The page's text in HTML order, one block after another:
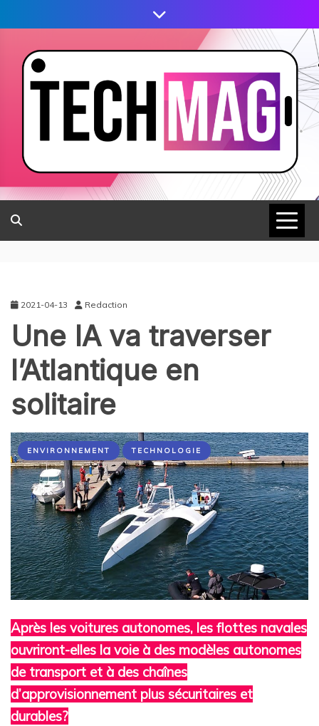
2021-04-13 Redaction
Une IA va traverser
l’Atlantique en
solitaire
ENVIRONNEMENT TECHNOLOGIE
Après les voitures autonomes, les flottes navales
ouvriront-elles la voie à des modèles autonomes
de transport et à des chaînes
d’approvisionnement plus sécuritaires et
durables?